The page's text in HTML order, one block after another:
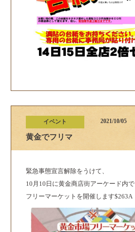
イベント 2021/10/05
黄金でフリマ
緊急事態宣言解除をうけて、
10月10日に黄金商店街アーケード内で
フリーマーケットを開催します$263A